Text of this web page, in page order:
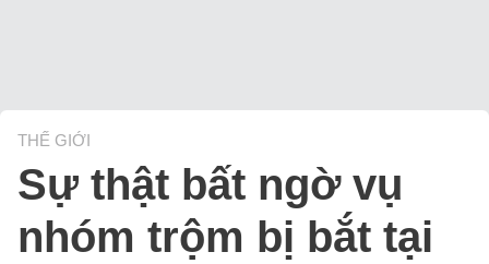
THẾ GIỚI
Sự thật bất ngờ vụ
nhóm trộm bị bắt tại